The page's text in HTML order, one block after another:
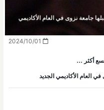
جامعة نزوى في العام الأكاديمي
أكثر ...
العام الأكاديمي الجديد